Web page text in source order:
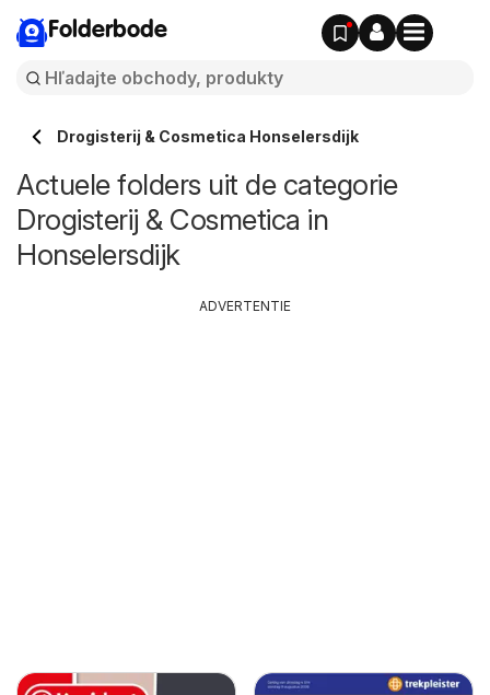
Folderbode
Drogisterij & Cosmetica Honselersdijk
Actuele folders uit de categorie
Drogisterij & Cosmetica in
Honselersdijk
ADVERTENTIE